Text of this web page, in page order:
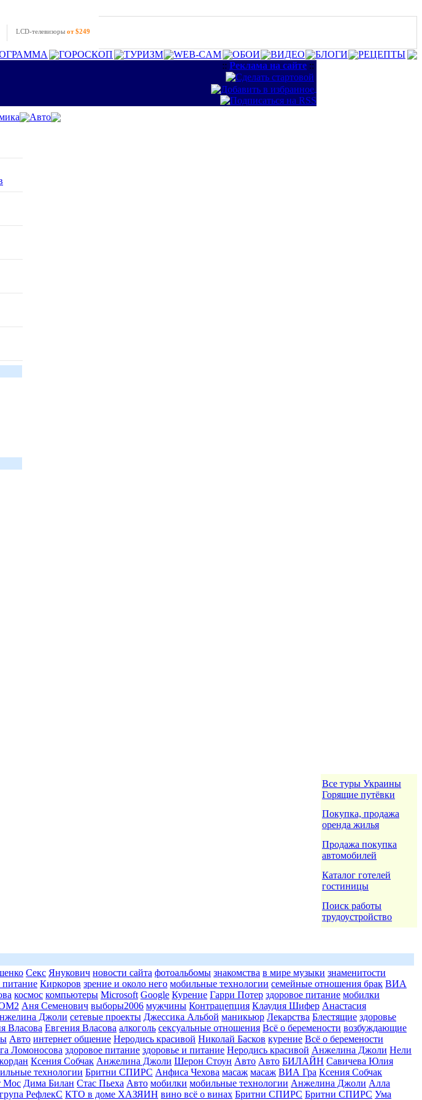
LCD-телевизоры от $249
ГОРОСКОП ТУРИЗМ WEB-CAM ОБОИ ВИДЕО БЛОГИ
РЕЦЕПТЫ
:: Реклама на сайте ::
Авто
Все туры Украины
Горящие путёвки
Покупка, продажа
оренда жилья
Продажа покупка
автомобилей
Каталог готелей
гостиницы
Поиск работы
трудоустройство
Секс Янукович новости сайта фотоальбомы знакомства в мире музыки знаменитости
питание Киркоров зрение и около него мобильные технологии семейные отношения брак ВИА
космос компьютеры Microsoft Google Курение Гарри Потер здоровое питание мобилки
Аня Семенович выборы2006 мужчины Контрацепция Клаудия Шифер Анастасия
Джоли сетевые проекты Джессика Альбой маникьюр Лекарства Блестящие здоровье
Власова Евгения Власова алкоголь сексуальные отношения Всё о беремености возбуждающие
Авто интернет общение Неродись красивой Николай Басков курение Всё о беремености
Ломоносова здоровое питание здоровье и питание Неродись красивой Анжелина Джоли Нели
Ксения Собчак Анжелина Джоли Шерон Стоун Авто Авто БИЛАЙН Савичева Юлия
технологии Бритни СПИРС Анфиса Чехова масаж масаж ВИА Гра Ксения Собчак
Мос Дима Билан Стас Пьеха Авто мобилки мобильные технологии Анжелина Джоли Алла
група РефлекС КТО в доме ХАЗЯИН вино всё о винах Бритни СПИРС Бритни СПИРС Ума